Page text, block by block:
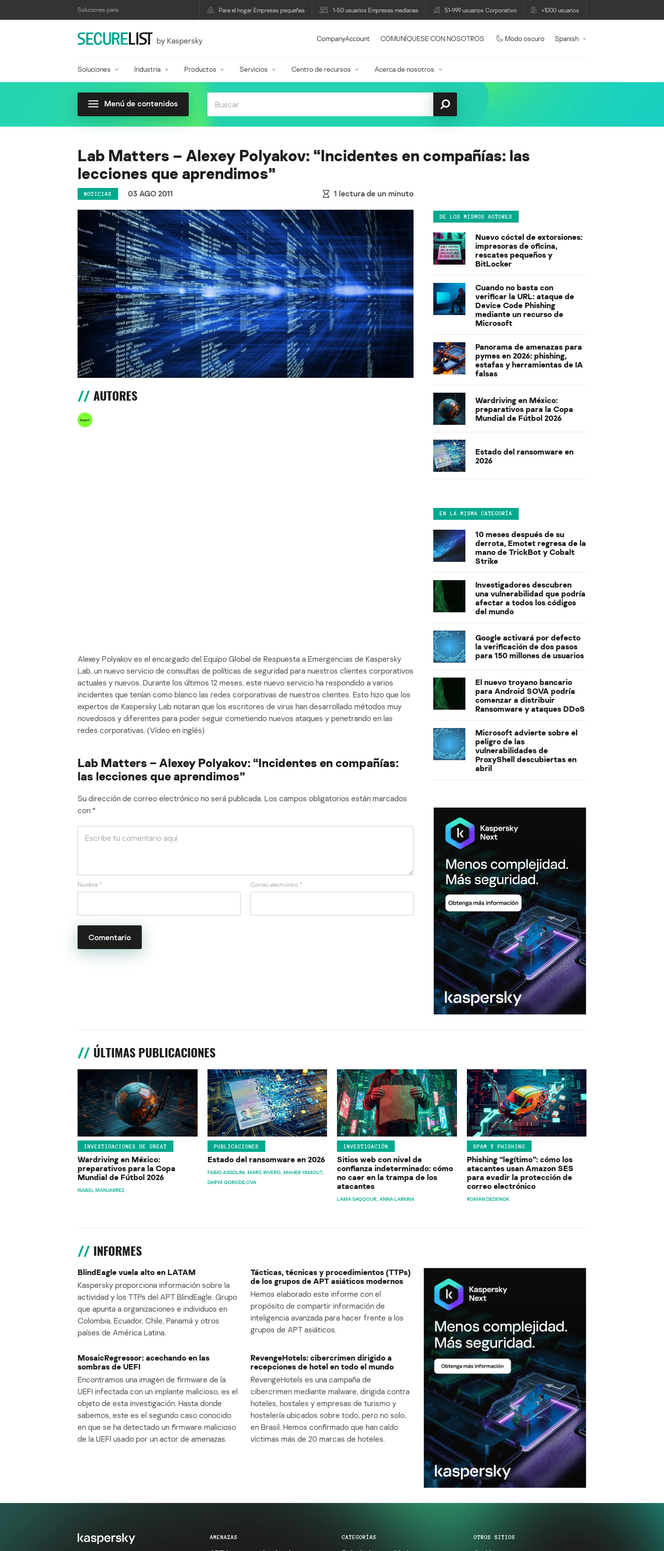
Soluciones para: Para el hogar Empresas pequeñas 1-50 usuarios Empresas medianas 51-999 usuarios Corporativo +1000 usuarios
by Kaspersky CompanyAccount COMUNÍQUESE CON NOSOTROS Modo oscuro Spanish
Soluciones Industria Productos Servicios Centro de recursos Acerca de nosotros
Menú de contenidos
Lab Matters – Alexey Polyakov: “Incidentes en compañías: las
lecciones que aprendimos”
NOTICIAS 03 AGO 2011 1 lectura de un minuto
AUTORES
Alexey Polyakov es el encargado del Equipo Global de Respuesta a Emergencias de Kaspersky
Lab, un nuevo servicio de consultas de políticas de seguridad para nuestros clientes corporativos
actuales y nuevos. Durante los últimos 12 meses, este nuevo servicio ha respondido a varios
incidentes que tenían como blanco las redes corporativas de nuestros clientes. Esto hizo que los
expertos de Kaspersky Lab notaran que los escritores de virus han desarrollado métodos muy
novedosos y diferentes para poder seguir cometiendo nuevos ataques y penetrando en las
redes corporativas. (Vídeo en inglés)
Lab Matters – Alexey Polyakov: “Incidentes en compañías:
las lecciones que aprendimos”
Su dirección de correo electrónico no será publicada. Los campos obligatorios están marcados
con *
Nombre * Correo electrónico *
DE LOS MISMOS AUTORES
Nuevo cóctel de extorsiones:
impresoras de oficina,
rescates pequeños y
BitLocker
Cuando no basta con
verificar la URL: ataque de
Device Code Phishing
mediante un recurso de
Microsoft
Panorama de amenazas para
pymes en 2026: phishing,
estafas y herramientas de IA
falsas
Wardriving en México:
preparativos para la Copa
Mundial de Fútbol 2026
Estado del ransomware en
2026
EN LA MISMA CATEGORÍA
10 meses después de su
derrota, Emotet regresa de la
mano de TrickBot y Cobalt
Strike
Investigadores descubren
una vulnerabilidad que podría
afectar a todos los códigos
del mundo
Google activará por defecto
la verificación de dos pasos
para 150 millones de usuarios
El nuevo troyano bancario
para Android SOVA podría
comenzar a distribuir
Ransomware y ataques DDoS
Microsoft advierte sobre el
peligro de las
vulnerabilidades de
ProxyShell descubiertas en
abril
ÚLTIMAS PUBLICACIONES
INVESTIGACIONES DE GREAT
Wardriving en México:
preparativos para la Copa
Mundial de Fútbol 2026
ISABEL MANJARREZ
PUBLICACIONES
Estado del ransomware en 2026
FABIO ASSOLINI MARC RIVERO MAHER YAMOUT
DARYA GORODILOVA
INVESTIGACIÓN
Sitios web con nivel de
confianza indeterminado: cómo
no caer en la trampa de los
atacantes
LAMA SAQQOUR ANNA LARKINA
SPAM Y PHISHING
Phishing “legítimo”: cómo los
atacantes usan Amazon SES
para evadir la protección de
correo electrónico
ROMAN DEDENOK
INFORMES
BlindEagle vuela alto en LATAM
Kaspersky proporciona información sobre la
actividad y los TTPs del APT BlindEagle. Grupo
que apunta a organizaciones e individuos en
Colombia, Ecuador, Chile, Panamá y otros
países de América Latina.
Tácticas, técnicas y procedimientos (TTPs)
de los grupos de APT asiáticos modernos
Hemos elaborado este informe con el
propósito de compartir información de
inteligencia avanzada para hacer frente a los
grupos de APT asiáticos.
MosaicRegressor: acechando en las
sombras de UEFI
Encontramos una imagen de firmware de la
UEFI infectada con un implante malicioso, es el
objeto de esta investigación. Hasta donde
sabemos, este es el segundo caso conocido
en que se ha detectado un firmware malicioso
de la UEFI usado por un actor de amenazas.
RevengeHotels: cibercrimen dirigido a
recepciones de hotel en todo el mundo
RevengeHotels es una campaña de
cibercrimen mediante malware, dirigida contra
hoteles, hostales y empresas de turismo y
hostelería ubicados sobre todo, pero no solo,
en Brasil. Hemos confirmado que han caído
víctimas más de 20 marcas de hoteles.
AMENAZAS CATEGORÍAS OTROS SITIOS